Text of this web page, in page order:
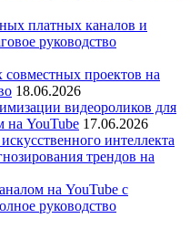
платных каналов и
руководство
проектов на
18.06.2026
видеороликов для
на YouTube 17.06.2026
интеллекта
трендов на
на YouTube с
руководство